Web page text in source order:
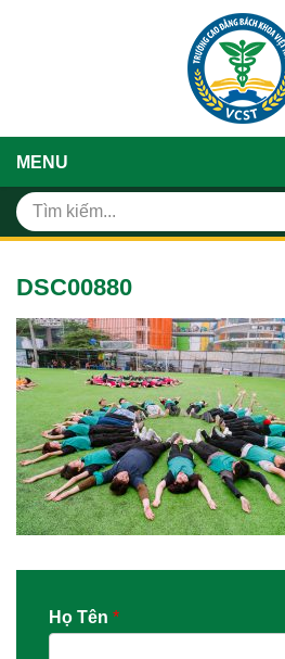
MENU
DSC00880
Họ Tên *